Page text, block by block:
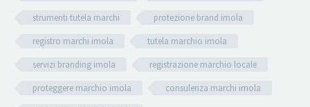
strumenti tutela marchi
protezione brand imola
registro marchi imola
tutela marchio imola
servizi branding imola
registrazione marchio locale
proteggere marchio imola
consulenza marchi imola